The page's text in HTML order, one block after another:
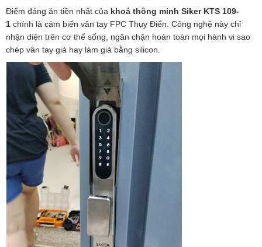
Điểm đáng ăn tiền nhất của khoá thông minh Siker KTS 109-
1 chính là cảm biến vân tay FPC Thụy Điển. Công nghệ này chỉ
nhận diện trên cơ thể sống, ngăn chặn hoàn toàn mọi hành vi sao
chép vân tay giả hay làm giả bằng silicon.